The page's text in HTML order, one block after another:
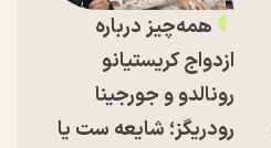
همه‌چیز درباره
ازدواج کریستیانو
رونالدو و جورجینا
رودریگز؛ شایعه ست یا